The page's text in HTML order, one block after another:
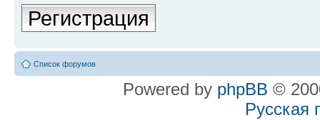
Регистрация
Список форумов
Powered by phpBB ©
Русская